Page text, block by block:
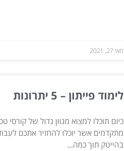
מאי 27, 2021
לימוד פייתון – 5 יתרונות
כיום תוכלו למצוא מגוון גדול של קורסי
מתקדמים אשר יוכלו להחזיר אתכם
בהייטק תוך כמה...